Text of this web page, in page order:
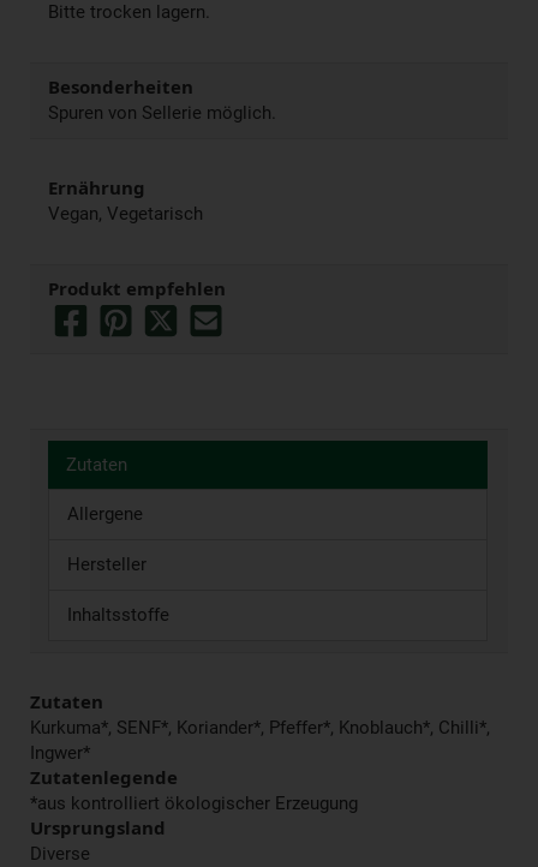
Bitte trocken lagern.
Besonderheiten
Spuren von Sellerie möglich.
Ernährung
Vegan, Vegetarisch
Produkt empfehlen
Zutaten
Allergene
Hersteller
Inhaltsstoffe
Zutaten
Kurkuma*, SENF*, Koriander*, Pfeffer*, Knoblauch*, Chilli*,
Ingwer*
Zutatenlegende
*aus kontrolliert ökologischer Erzeugung
Ursprungsland
Diverse